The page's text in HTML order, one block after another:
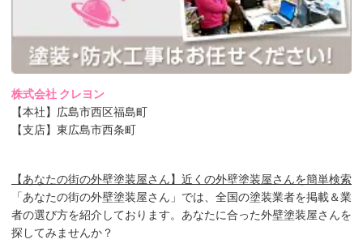
株式会社 クレヨン
【本社】広島市西区福島町
【支店】東広島市西条町
【あなたの街の外壁塗装屋さん】近くの外壁塗装屋さんを簡単検索
「あなたの街の外壁塗装屋さん」では、全国の塗装業者を掲載＆業
者の選び方を紹介しております。あなたに合った外壁塗装屋さんを
探してみませんか？